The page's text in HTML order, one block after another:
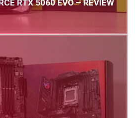
RTX 5060 EVO – REVIEW